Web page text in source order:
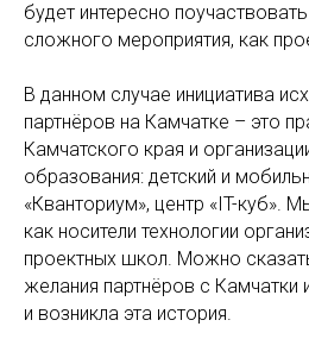
будет интересно
сложного мероприятия, как
В данном случае инициатива
партнёров на Камчатке – это
Камчатского края и
образования: детский и
«Кванториум», центр «IT-куб».
как носители технологии
проектных школ. Можно
желания партнёров с
и возникла эта история.